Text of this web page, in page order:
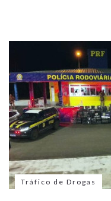
Tráfico de Drogas